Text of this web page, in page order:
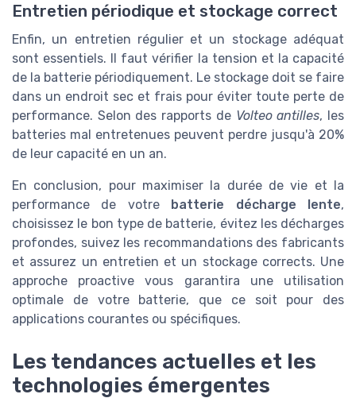
Entretien périodique et stockage correct
Enfin, un entretien régulier et un stockage adéquat
sont essentiels. Il faut vérifier la tension et la capacité
de la batterie périodiquement. Le stockage doit se faire
dans un endroit sec et frais pour éviter toute perte de
performance. Selon des rapports de Volteo antilles, les
batteries mal entretenues peuvent perdre jusqu'à 20%
de leur capacité en un an.
En conclusion, pour maximiser la durée de vie et la
performance de votre batterie décharge lente,
choisissez le bon type de batterie, évitez les décharges
profondes, suivez les recommandations des fabricants
et assurez un entretien et un stockage corrects. Une
approche proactive vous garantira une utilisation
optimale de votre batterie, que ce soit pour des
applications courantes ou spécifiques.
Les tendances actuelles et les
technologies émergentes